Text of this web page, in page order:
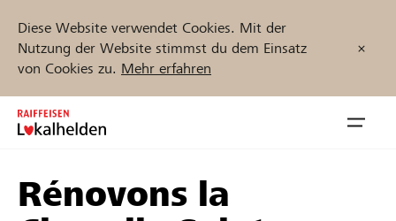
Diese Website verwendet Cookies. Mit der
Nutzung der Website stimmst du dem Einsatz
von Cookies zu. Mehr erfahren
Zum
Inhalt
Jetzt starten
Rénovons la